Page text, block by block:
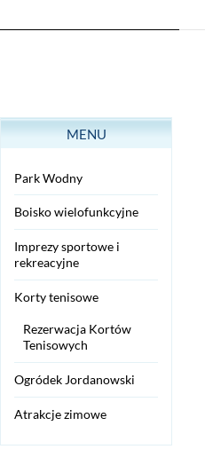
MENU
Park Wodny
Boisko wielofunkcyjne
Imprezy sportowe i
rekreacyjne
Korty tenisowe
Rezerwacja Kortów
Tenisowych
Ogródek Jordanowski
Atrakcje zimowe